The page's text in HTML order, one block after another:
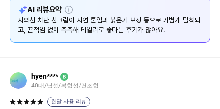
AI 리뷰요약 설
명
자외선 차단 선크림이 자연 톤업과 붉은기 보정 등으로 가볍게 밀착되
고, 끈적임 없이 촉촉해 데일리로 좋다는 후기가 많아요.
hyen**** B
40대/남성/복합성/건조함
한달 사용 리뷰